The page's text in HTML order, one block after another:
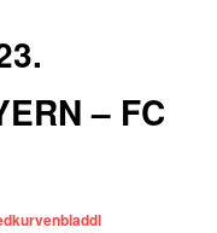
– FC